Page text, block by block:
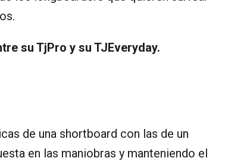
su TjPro y su TJEveryday.
de una shortboard con las de un
en las maniobras y manteniendo el